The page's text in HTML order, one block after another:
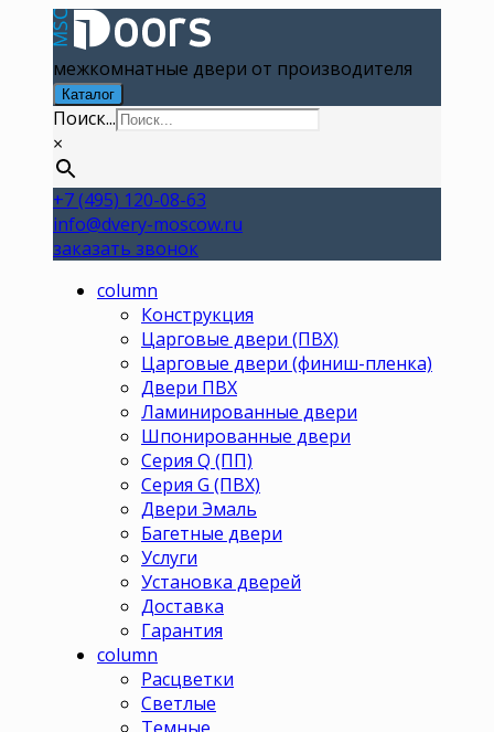
межкомнатные двери от производителя
Каталог
Поиск...
×
+7 (495) 120-08-63
info@dvery-moscow.ru
заказать звонок
column
Конструкция
Царговые двери (ПВХ)
Царговые двери (финиш-пленка)
Двери ПВХ
Ламинированные двери
Шпонированные двери
Серия Q (ПП)
Серия G (ПВХ)
Двери Эмаль
Багетные двери
Услуги
Установка дверей
Доставка
Гарантия
column
Расцветки
Светлые